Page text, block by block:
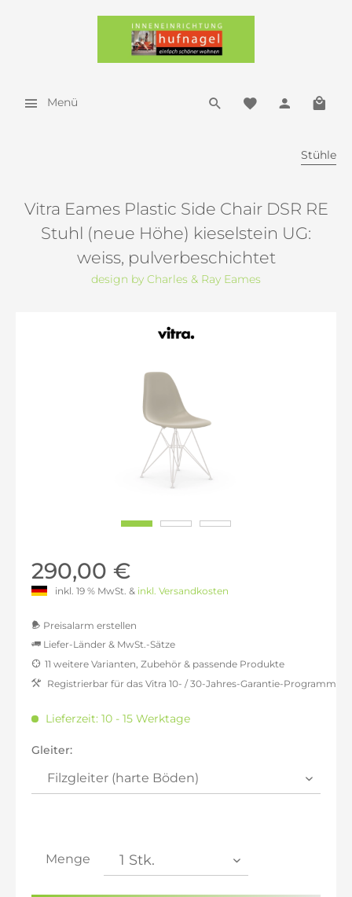
Menü
Stühle
Vitra Eames Plastic Side Chair DSR RE
Stuhl (neue Höhe) kieselstein UG:
weiss, pulverbeschichtet
design by Charles & Ray Eames
290,00 €
inkl. 19 % MwSt. & inkl. Versandkosten
Preisalarm erstellen
Preisalarm aktivieren
Liefer-Länder & MwSt.-Sätze
inkl. 16% MwSt.: 282,69 €
inkl. 21% MwSt.: 294,87 €
inkl. 21% MwSt.: 294,87 €
inkl. 22% MwSt.: 297,31 €
11 weitere Varianten, Zubehör & passende Produkte
Registrierbar für das Vitra 10- / 30-Jahres-Garantie-Programm
Lieferzeit: 10 - 15 Werktage
Gleiter:
Menge